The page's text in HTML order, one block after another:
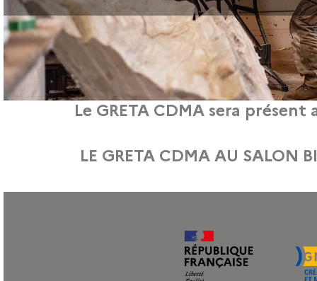
Le GRETA CDMA sera
LE GRETA CDMA AU SALON